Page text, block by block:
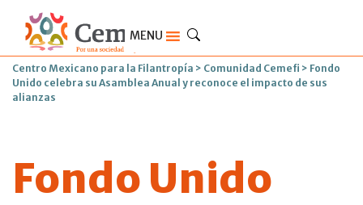
MENU
Centro Mexicano para la Filantropía > Comunidad Cemefi > Fondo
Unido celebra su Asamblea Anual y reconoce el impacto de sus
alianzas
Fondo Unido